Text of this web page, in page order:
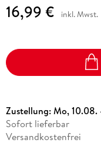
16,99 € inkl. Mwst.
Zustellung:Mo, 10.08.
Sofort lieferbar
Versandkostenfrei